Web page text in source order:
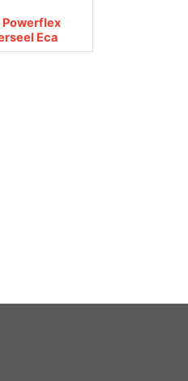
Powerflex
Eca